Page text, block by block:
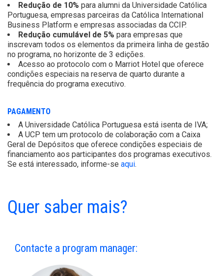
Redução de 10% para alumni da Universidade Católica
Portuguesa, empresas parceiras da Católica International
Business Platform e empresas associadas da CCIP.
Redução cumulável de 5% para empresas que
inscrevam todos os elementos da primeira linha de gestão
no programa, no horizonte de 3 edições.
Acesso ao protocolo com o Marriot Hotel que oferece
condições especiais na reserva de quarto durante a
frequência do programa executivo.
PAGAMENTO
A Universidade Católica Portuguesa está isenta de IVA;
A UCP tem um protocolo de colaboração com a Caixa
Geral de Depósitos que oferece condições especiais de
financiamento aos participantes dos programas executivos.
Se está interessado, informe-se aqui.
Quer saber mais?
Contacte a program manager: